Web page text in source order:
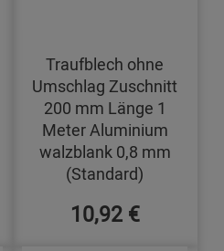
Traufblech ohne
Umschlag Zuschnitt
200 mm Länge 1
Meter Aluminium
walzblank 0,8 mm
(Standard)
10,92 €